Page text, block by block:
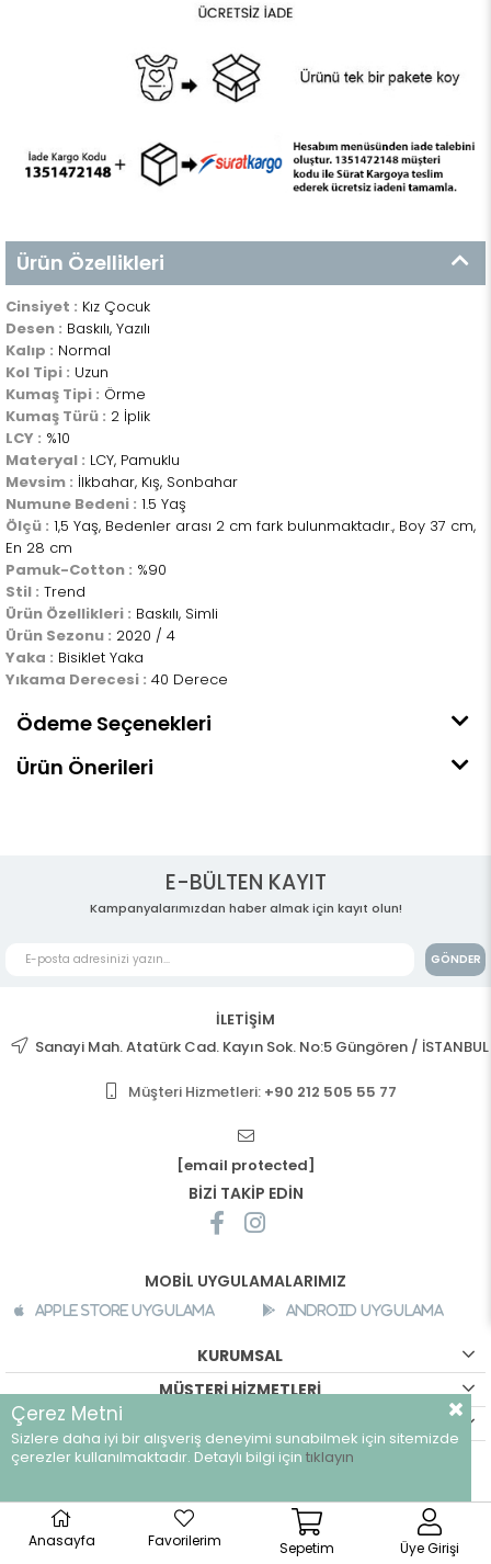
Ürün Özellikleri
Cinsiyet : Kız Çocuk
Desen : Baskılı, Yazılı
Kalıp : Normal
Kol Tipi : Uzun
Kumaş Tipi : Örme
Kumaş Türü : 2 İplik
LCY : %10
Materyal : LCY, Pamuklu
Mevsim : İlkbahar, Kış, Sonbahar
Numune Bedeni : 1.5 Yaş
Ölçü : 1,5 Yaş, Bedenler arası 2 cm fark bulunmaktadır., Boy 37 cm,
En 28 cm
Pamuk-Cotton : %90
Stil : Trend
Ürün Özellikleri : Baskılı, Simli
Ürün Sezonu : 2020 / 4
Yaka : Bisiklet Yaka
Yıkama Derecesi : 40 Derece
Ödeme Seçenekleri
Ürün Önerileri
E-BÜLTEN KAYIT
Kampanyalarımızdan haber almak için kayıt olun!
GÖNDER
İLETİŞİM
Sanayi Mah. Atatürk Cad. Kayın Sok. No:5 Güngören / İSTANBUL
Müşteri Hizmetleri: +90 212 505 55 77
[email protected]
BİZİ TAKİP EDİN
MOBİL UYGULAMALARIMIZ
Apple Store Uygulama Android Uygulama
KURUMSAL
MÜŞTERİ HİZMETLERİ
©breeze.com.tr - Tüm hakları saklıdır.
Anasayfa Favorilerim Sepetim Üye Girişi
Çerez Metni
Sizlere daha iyi bir alışveriş deneyimi sunabilmek için sitemizde
çerezler kullanılmaktadır. Detaylı bilgi için tıklayın